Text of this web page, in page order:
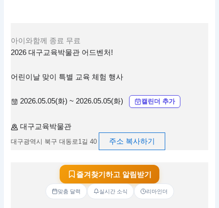
아이와함께 종료 무료
2026 대구교육박물관 어드벤처!
어린이날 맞이 특별 교육 체험 행사
2026.05.05(화) ~ 2026.05.05(화) 캘린더 추가
대구교육박물관
대구광역시 북구 대동로1길 40 주소 복사하기
즐겨찾기하고 알림받기
맞춤 달력 실시간 소식 리마인더